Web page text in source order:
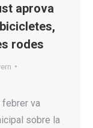
aprova
rodes
va
sobre la